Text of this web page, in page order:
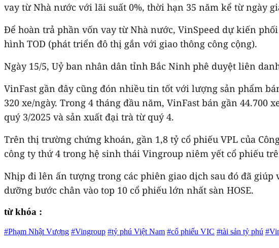
vay từ Nhà nước với lãi suất 0%, thời hạn 35 năm kể từ ngày
Để hoàn trả phần vốn vay từ Nhà nước, VinSpeed dự kiến
hình TOD (phát triển đô thị gắn với giao thông công cộng).
Ngày 15/5, Uỷ ban nhân dân tỉnh Bắc Ninh phê duyệt liên
VinFast gần đây cũng đón nhiều tin tốt với lượng sản phẩm
320 xe/ngày. Trong 4 tháng đầu năm, VinFast bán gần
quý 3/2025 và sản xuất đại trà từ quý 4.
Trên thị trường chứng khoán, gần 1,8 tỷ cổ phiếu VPL của
công ty thứ 4 trong hệ sinh thái Vingroup niêm yết cổ phiếu
Nhịp đi lên ấn tượng trong các phiên giao dịch sau đó đã
dưỡng bước chân vào top 10 cổ phiếu lớn nhất sàn HOSE.
từ khóa :
#Phạm Nhật Vượng #Vingroup #tỷ phú Việt Nam #cổ phiếu VIC #tài sản tỷ phú